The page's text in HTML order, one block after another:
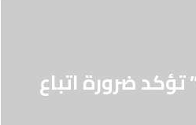
ضرورة اتباع